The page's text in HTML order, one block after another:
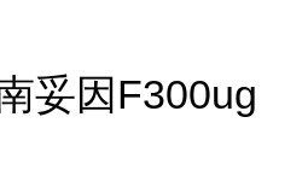
妥因F300ug